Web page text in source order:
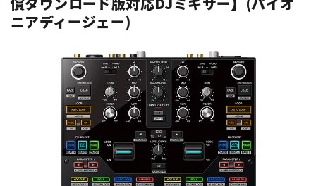
エレキギター
ベース ウクレレ
ドラム パーカッション
キーボード 電子ピアノ
ニアディージェー)